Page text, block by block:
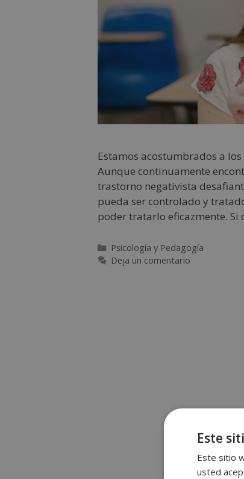
Estamos acostumbrados a
Aunque continuamente
trastorno negativista
pueda ser controlado y
poder tratarlo eficazmente. Si
Psicología y Pedagogía
Deja un comentario
Este
Este sitio
usted